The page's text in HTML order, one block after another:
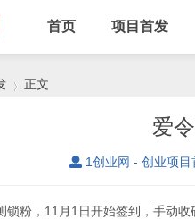
首页 项目首发
正文
爱
1创业网 - 创业项目
锁粉，11月1日开始签到，手动收